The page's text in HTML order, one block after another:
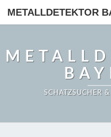
METALLDETEKTOR
SCHATZSUCHER